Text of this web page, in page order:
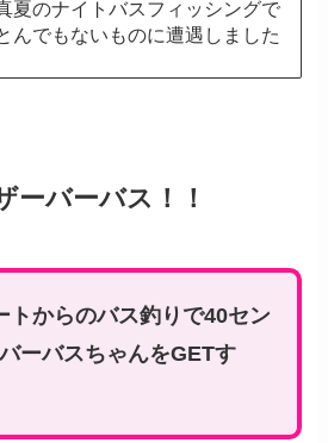
夏のナイトバスフィッシングで
んでもないものに遭遇しました
ーバーバス！！
トからのバス釣りで40セン
ーバスちゃんをGETす